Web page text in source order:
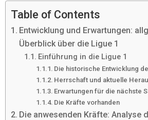
Table of Contents
Entwicklung und Erwartungen:
Überblick über die Ligue 1
Einführung in die Ligue 1
Die historische Entwicklung
Herrschaft und aktuelle
Erwartungen für die nächste
Die Kräfte vorhanden
Die anwesenden Kräfte: Analyse